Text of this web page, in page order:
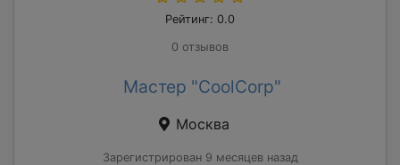
Рейтинг: 0.0
0 отзывов
Мастер "CoolCorp"
Москва
Зарегистрирован 9 месяцев назад